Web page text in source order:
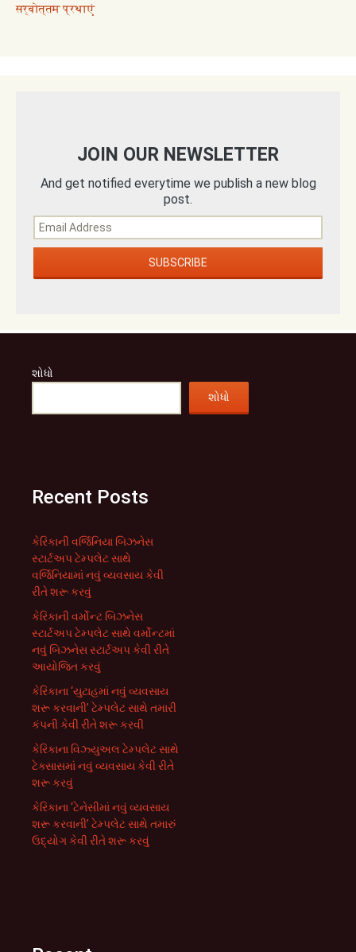
सर्वोत्तम प्रथाएं
JOIN OUR NEWSLETTER
And get notified everytime we publish a new blog
post.
શોધો
શોધો
Recent Posts
કેરિકાની વર્જિનિયા બિઝનેસ
સ્ટાર્ટઅપ ટેમ્પલેટ સાથે
વર્જિનિયામાં નવું વ્યવસાય કેવી
રીતે શરૂ કરવું
કેરિકાની વર્મોન્ટ બિઝનેસ
સ્ટાર્ટઅપ ટેમ્પલેટ સાથે વર્મોન્ટમાં
નવું બિઝનેસ સ્ટાર્ટઅપ કેવી રીતે
આયોજિત કરવું
કેરિકાના ‘યુટાહમાં નવું વ્યવસાય
શરૂ કરવાની’ ટેમ્પલેટ સાથે તમારી
કંપની કેવી રીતે શરૂ કરવી
કેરિકાના વિઝ્યુઅલ ટેમ્પલેટ સાથે
ટેક્સાસમાં નવું વ્યવસાય કેવી રીતે
શરૂ કરવું
કેરિકાના ‘ટેનેસીમાં નવું વ્યવસાય
શરૂ કરવાની’ ટેમ્પલેટ સાથે તમારું
ઉદ્યોગ કેવી રીતે શરૂ કરવું